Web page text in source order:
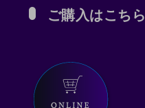
ご購入はこちら